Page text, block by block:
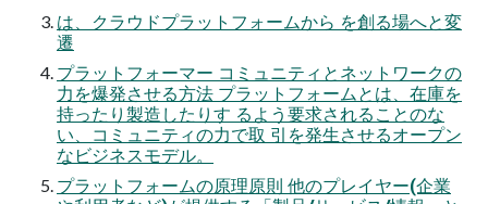
は、クラウドプラットフォームから を創る場へと変
遷
プラットフォーマー コミュニティとネットワークの
力を爆発させる方法 プラットフォームとは、在庫を
持ったり製造したりす るよう要求されることのな
い、コミュニティの力で取 引を発生させるオープン
なビジネスモデル。
プラットフォームの原理原則 他のプレイヤー(企業